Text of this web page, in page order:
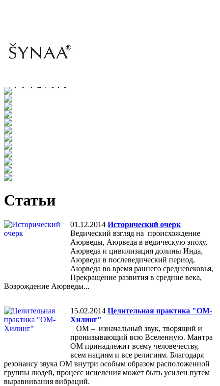
Статьи
01.12.2014 Исторический очерк
Ведический взгляд на происхождение
Аюрведы, Аюрведа в ведическую эпоху,
Аюрведа и цивилизация долины Инда,
Аюрведа в послеведический период,
Аюрведа во время раннего средневековья,
Прекращение развития в средние века,
Возрождение Аюрведы...
15.02.2014 Целительная практика "ОМ-
Хилинг"
ОМ – изначальный звук, творящий и
пронизывающий всю Вселенную. Мантра
ОМ принадлежит всему человечеству,
всем нациям и все религиям. Благодаря
резонансу звука ОМ внутри особым образом расположенной
группы людей, процесс исцеления может быть усилен путем
выравнивания вибраций.